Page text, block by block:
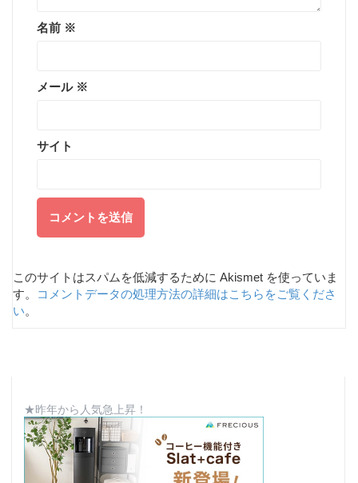
名前 ※
メール ※
サイト
このサイトはスパムを低減するために Akismet を使っていま
す。
コメントデータの処理方法の詳細はこちらをご覧くださ
い。
★昨年から人気急上昇！